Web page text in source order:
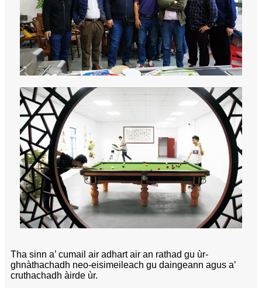
Tha sinn a’ cumail air adhart air an rathad gu ùr-
ghnàthachadh neo-eisimeileach gu daingeann agus a’
cruthachadh àirde ùr.